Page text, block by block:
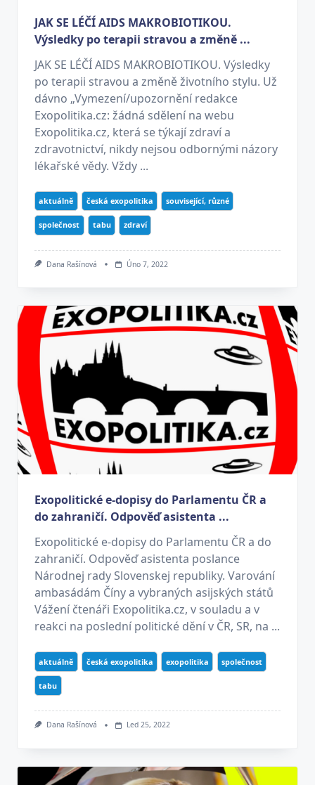
JAK SE LÉČÍ AIDS MAKROBIOTIKOU.
Výsledky po terapii stravou a změně ...
JAK SE LÉČÍ AIDS MAKROBIOTIKOU. Výsledky
po terapii stravou a změně životního stylu. Už
dávno „Vymezení/upozornění redakce
Exopolitika.cz: žádná sdělení na webu
Exopolitika.cz, která se týkají zdraví a
zdravotnictví, nikdy nejsou odbornými názory
lékařské vědy. Vždy ...
aktuálně česká exopolitika související, různé
společnost tabu zdraví
Dana Rašínová Úno 7, 2022
Exopolitické e-dopisy do Parlamentu ČR a
do zahraničí. Odpověď asistenta ...
Exopolitické e-dopisy do Parlamentu ČR a do
zahraničí. Odpověď asistenta poslance
Národnej rady Slovenskej republiky. Varování
ambasádám Číny a vybraných asijských států
Vážení čtenáři Exopolitika.cz, v souladu a v
reakci na poslední politické dění v ČR, SR, na ...
aktuálně česká exopolitika exopolitika společnost
tabu
Dana Rašínová Led 25, 2022